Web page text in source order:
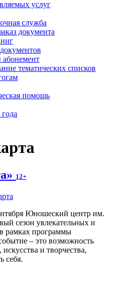
услуг
служба
документа
тематических списков
помощь
12+
Юношеский центр им.
сезон увлекательных и
рамках программы
– это возможность
и творчества,
себя.